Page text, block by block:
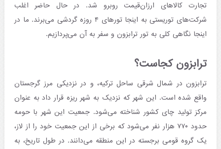
تجارت کالاهای ارزان‌قیمت روبرو شد. در حال حاضر اغلب
شرکت‌های توریستی به اینجا تورهای ۴ روزه گردشی می‌برند. ما در
اینجا نگاهی کلی به تور ترابزون و سفر به آن می‌پردازیم.
ترابزون کجاست؟
ترابزون در شمال شرقی ساحل ترکیه، و در نزدیکی مرز گرجستان
واقع شده است. این شهر که نزدیک به شهر ریزه قرار داد به عنوان
مرکز تولید چای کشور شناخته می‌شود. جمعیت این شهر با حومه
حدود ۷۷۰ هزار نفر می‌شود که برخی از این جمعیت خود را از لاز،
یک گروه قومی برجسته در این منطقه می‌دانند. در طول تاریخ، به